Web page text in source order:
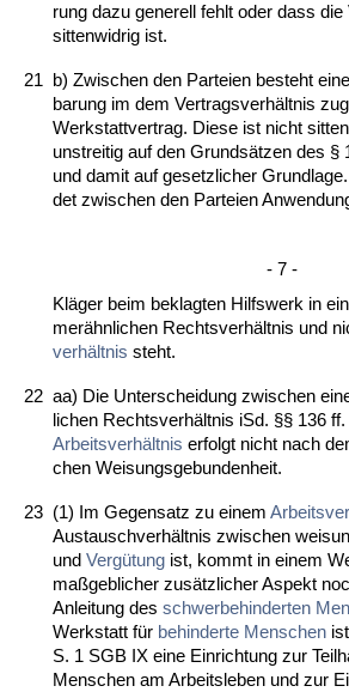
rung da­zu ge­ne­rell fehlt oder dass
sit­ten­wid­rig ist.
21 b) Zwi­schen den Par­tei­en be­steht
ba­rung im dem Ver­trags­verhält­nis
Werk­statt­ver­trag. Die­se ist nicht
un­strei­tig auf den Grundsätzen des §
und da­mit auf ge­setz­li­cher
det zwi­schen den Par­tei­en
- 7 -
Kläger beim be­klag­ten Hilfs­werk in
merähn­li­chen Rechts­verhält­nis und
verhält­nis steht.
22 aa) Die Un­ter­schei­dung zwi­schen
li­chen Rechts­verhält­nis iSd. §§ 136
Ar­beits­verhält­nis er­folgt nicht nach
chen Wei­sungs­ge­bun­den­heit.
23 (1) Im Ge­gen­satz zu ei­nem
Aus­tausch­verhält­nis zwi­schen
und Vergütung ist, kommt in ei­nem
maßgeb­li­cher zusätz­li­cher As­pekt
An­lei­tung des schwer­be­hin­der­ten
Werk­statt für be­hin­der­te Men­schen
S. 1 SGB IX ei­ne Ein­rich­tung zur
Men­schen am Ar­beits­le­ben und zur